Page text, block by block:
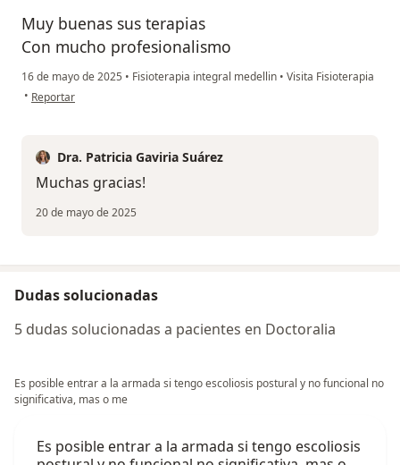
Muy buenas sus terapias
Con mucho profesionalismo
16 de mayo de 2025 • Fisioterapia integral medellin • Visita Fisioterapia
• en opinión del usuario Rosalia
Reportar
Dra. Patricia Gaviria Suárez
Muchas gracias!
20 de mayo de 2025
Dudas solucionadas
5 dudas solucionadas a pacientes en Doctoralia
Es posible entrar a la armada si tengo escoliosis postural y no funcional no
significativa, mas o me
Es posible entrar a la armada si tengo escoliosis